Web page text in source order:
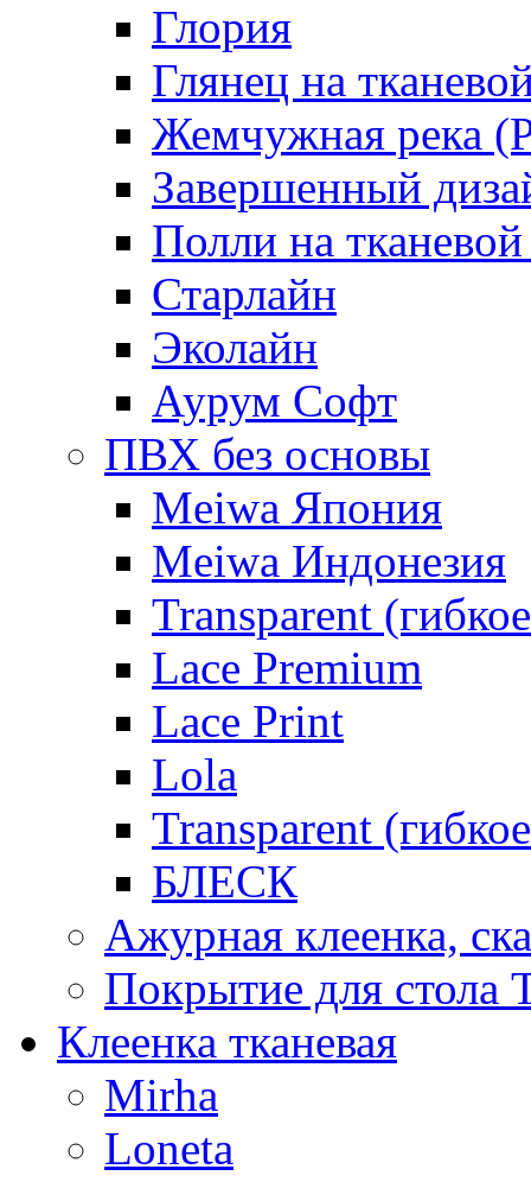
Глория
Глянец на
Жемчужная река
Завершенный
Полли на
Старлайн
Эколайн
Аурум Софт
ПВХ без основы
Meiwa Япония
Meiwa Индонезия
Transparent
Lace Premium
Lace Print
Lola
Transparent
БЛЕСК
Ажурная клеенка,
Покрытие для стола
Клеенка тканевая
Mirha
Loneta